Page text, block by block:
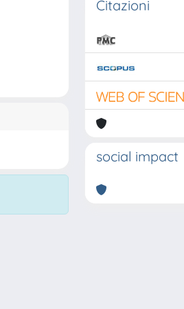
Citazioni
social impact